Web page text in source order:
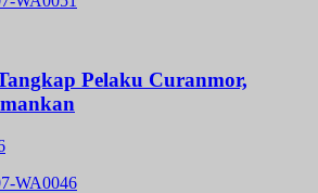
Pelaku Curanmor,